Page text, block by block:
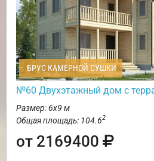
БРУС КАМЕРНОЙ СУШКИ
№60 Двухэтажный дом с
Размер: 6х9 м
Общая площадь: 104.62
от 2169400